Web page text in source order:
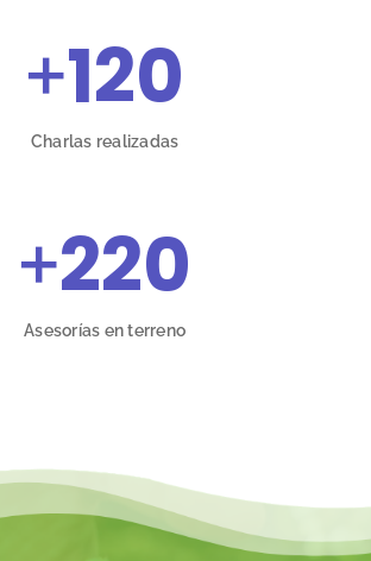
+120
Charlas realizadas
+220
Asesorías en terreno